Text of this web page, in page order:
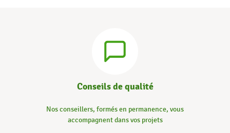
Conseils de qualité
Nos conseillers, formés en permanence, vous
accompagnent dans vos projets